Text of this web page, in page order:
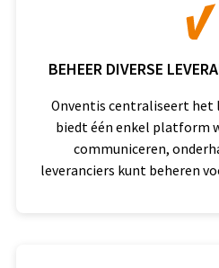
BEHEER DIVERSE
Onventis centraliseert het
biedt één enkel platform
communiceren,
leveranciers kunt beheren